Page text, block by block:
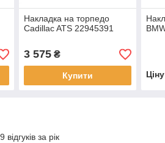
Накладка на торпедо
Cadillac ATS 22945391
3 575₴
Купити
за рік